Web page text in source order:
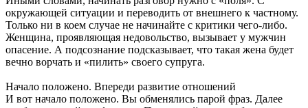
окружающей ситуации и переводить от внешнего к частному.
Только ни в коем случае не начинайте с критики чего-либо.
Женщина, проявляющая недовольство, вызывает у мужчин
опасение. А подсознание подсказывает, что такая жена будет
вечно ворчать и «пилить» своего супруга.
Начало положено. Впереди развитие отношений
И вот начало положено. Вы обменялись парой фраз. Далее